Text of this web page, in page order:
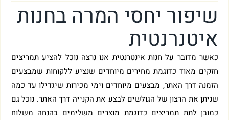
שיפור יחסי המרה בחנות
איטנרנטית
כאשר מדובר על חנות אינטרנטית אנו נרצה נוכל להציע תמריצים
חזקים מאוד כדוגמת מחירים מיוחדים שנציע ללקוחות שמבצעים
הזמנה דרך האתר, מבצעים מיוחדים וימי מכירות שיגדילו עד כמה
שניתן את הרצון של הגולשים לבצע את הקנייה דרך האתר. נוכל גם
כמובן לתת תמריצים כדוגמת מוצרים משלימים בהנחה משלוח